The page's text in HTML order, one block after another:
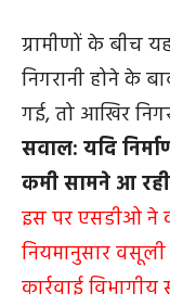
ग्रामीणों के बीच
निगरानी होने के
गई, तो आखिर
सवाल: यदि
कमी सामने आ रही
इस पर एसडीओ ने
नियमानुसार
कार्रवाई